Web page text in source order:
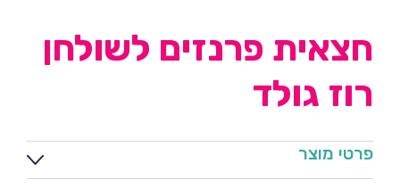
חצאית פרנזים לשולחן
רוז גולד
פרטי מוצר